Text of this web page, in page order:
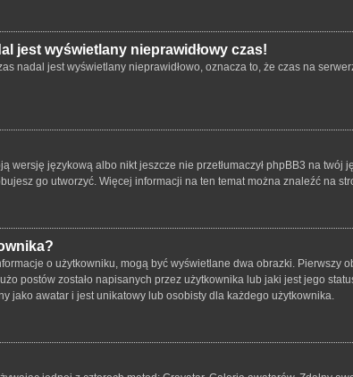
jest wyświetlany nieprawidłowy czas!
nadal jest wyświetlany nieprawidłowo, oznacza to, że czas na
wersję językową albo nikt jeszcze nie przetłumaczył phpBB3 na
go utworzyć. Więcej informacji na ten temat można znaleźć na
o użytkowniku, mogą być wyświetlane dwa obrazki. Pierwszy
postów zostało napisanych przez użytkownika lub jaki jest jego
jako awatar i jest unikatowy lub osobisty dla każdego użytkownika.